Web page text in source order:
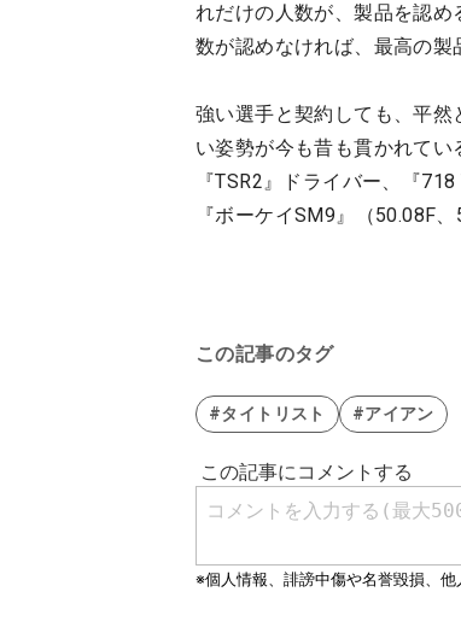
れだけの人数が、製品を認
数が認めなければ、最高の製
強い選手と契約しても、平
い姿勢が今も昔も貫かれてい
『TSR2』ドライバー、『
『ボーケイSM9』（50.08F
この記事のタグ
#タイトリスト #アイアン